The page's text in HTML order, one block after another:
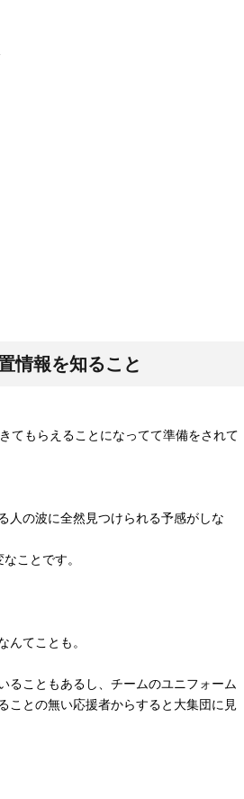
情報を知ること
てもらえることになってて準備をされて
人の波に全然見つけられる予感がしな
ことです。
てことも。
ることもあるし、チームのユニフォーム
ことの無い応援者からすると大集団に見